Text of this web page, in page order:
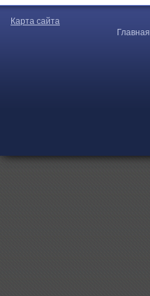
Карта сайта
Главная